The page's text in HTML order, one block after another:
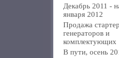
Декабрь 2011 -
января 2012
Продажа
генераторов и
комплектующих
В пути, осень